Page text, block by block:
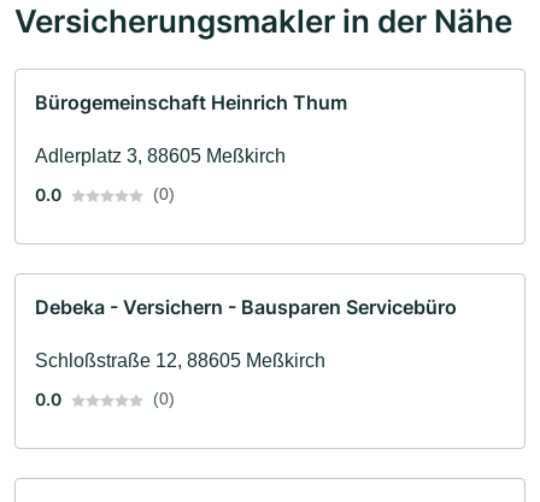
Versicherungsmakler in der Nähe
Bürogemeinschaft Heinrich Thum
Adlerplatz 3, 88605 Meßkirch
0.0
(0)
Debeka - Versichern - Bausparen Servicebüro
Schloßstraße 12, 88605 Meßkirch
0.0
(0)